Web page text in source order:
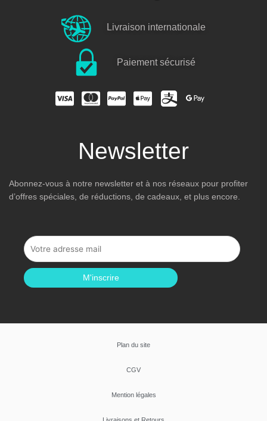
Livraison internationale
Paiement sécurisé
Newsletter
Abonnez-vous à notre newsletter et à nos réseaux pour profiter
d’offres spéciales, de réductions, de cadeaux, et plus encore.
M'inscrire
Plan du site
CGV
Mention légales